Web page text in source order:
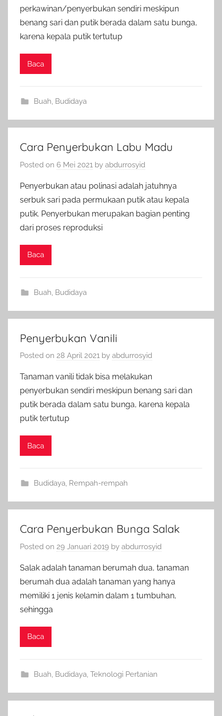
perkawinan/penyerbukan sendiri meskipun
benang sari dan putik berada dalam satu bunga,
karena kepala putik tertutup
Baca
Buah, Budidaya
Cara Penyerbukan Labu Madu
Posted on 6 Mei 2021 by abdurrosyid
Penyerbukan atau polinasi adalah jatuhnya
serbuk sari pada permukaan putik atau kepala
putik. Penyerbukan merupakan bagian penting
dari proses reproduksi
Baca
Buah Budidaya
Penyerbukan Vanili
Posted on 28 April 2021 by abdurrosyid
Tanaman vanili tidak bisa melakukan
penyerbukan sendiri meskipun benang sari dan
putik berada dalam satu bunga, karena kepala
putik tertutup
Baca
Budidaya, Rempah-rempah
Cara Penyerbukan Bunga Salak
Posted on 29 Januari 2019 by abdurrosyid
Salak adalah tanaman berumah dua, tanaman
berumah dua adalah tanaman yang hanya
memiliki 1 jenis kelamin dalam 1 tumbuhan,
sehingga
Baca
Buah Budidaya Teknologi Pertanian